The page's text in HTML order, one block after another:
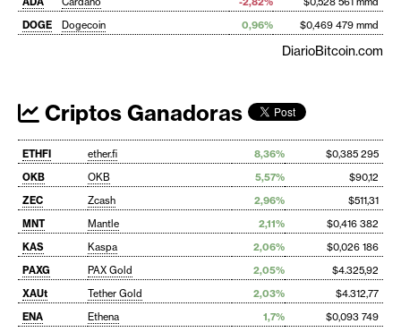
DOGE
Dogecoin 0,96% $0,469 479 mmd
DiarioBitcoin.com
Criptos Ganadoras
ETHFI ether.fi 8,36%
$0,385 295
OKB
OKB 5,57%
$90,12
ZEC
Zcash 2,96%
$511,31
MNT
Mantle 2,11%
$0,416 382
KAS
Kaspa 2,06%
$0,026 186
PAXG
PAX Gold 2,05%
$4.325,92
XAUt
Tether Gold 2,03%
$4.312,77
ENA
Ethena 1,7%
$0,093 749